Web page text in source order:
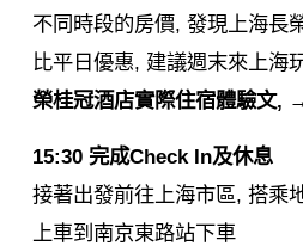
不同時段的房價, 發現上海長
比平日優惠, 建議週末來上海
榮桂冠酒店實際住宿體驗文,
15:30 完成Check In及休息
接著出發前往上海市區, 搭乘
上車到南京東路站下車